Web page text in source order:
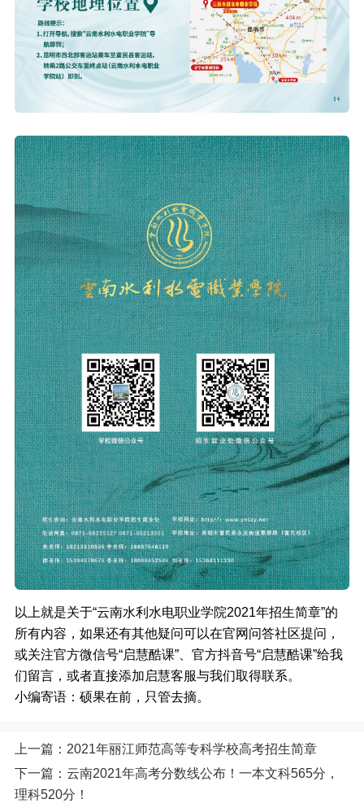
以上就是关于“云南水利水电职业学院2021年招生简章”的
所有内容，如果还有其他疑问可以在官网问答社区提问，
或关注官方微信号“启慧酷课”、官方抖音号“启慧酷课”给我
们留言，或者直接添加启慧客服与我们取得联系。
小编寄语：硕果在前，只管去摘。
上一篇：2021年丽江师范高等专科学校高考招生简章
下一篇：云南2021年高考分数线公布！一本文科565分，
理科520分！